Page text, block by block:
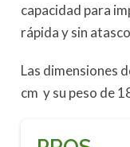
capacidad para
rápida y sin
Las dimensiones
cm y su peso de